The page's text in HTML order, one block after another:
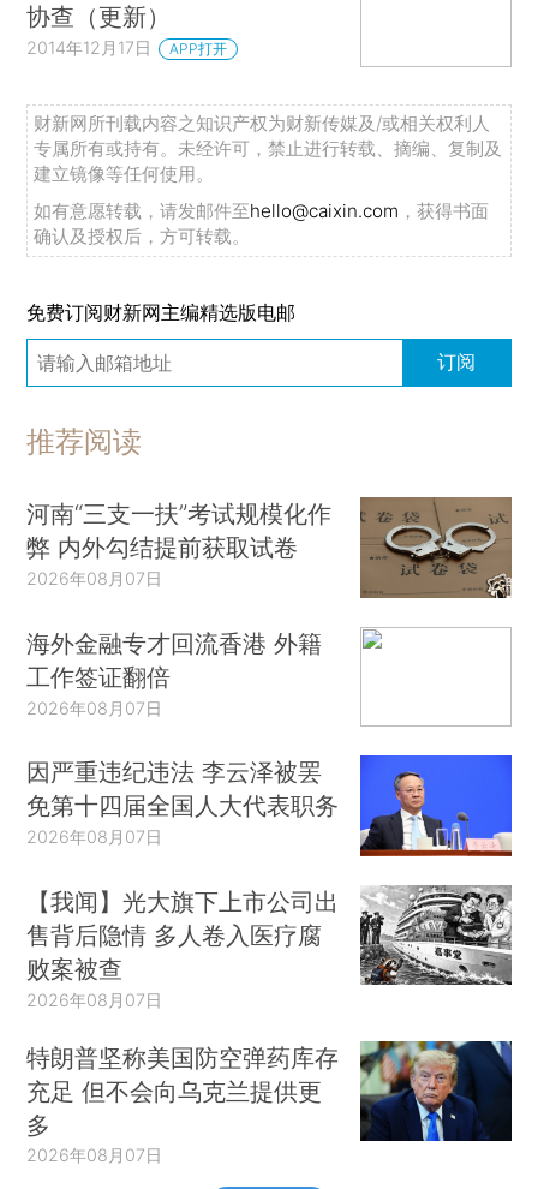
协查（更新）
2014年12月17日 APP打开
财新网所刊载内容之知识产权为财新传媒及/或相关权利人
专属所有或持有。未经许可，禁止进行转载、摘编、复制及
建立镜像等任何使用。
如有意愿转载，请发邮件至hello@caixin.com ，获得书面
确认及授权后，方可转载。
免费订阅财新网主编精选版电邮
订阅
推荐阅读
河南“三支一扶”考试规模化作
弊 内外勾结提前获取试卷
2026年08月07日
海外金融专才回流香港 外籍
工作签证翻倍
2026年08月07日
因严重违纪违法 李云泽被罢
免第十四届全国人大代表职务
2026年08月07日
【我闻】光大旗下上市公司出
售背后隐情 多人卷入医疗腐
败案被查
2026年08月07日
特朗普坚称美国防空弹药库存
充足 但不会向乌克兰提供更
多
2026年08月07日